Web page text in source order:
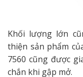
Khối lượng lớn
thiện sản phẩm
7560 cũng được
chắn khi gập mở.